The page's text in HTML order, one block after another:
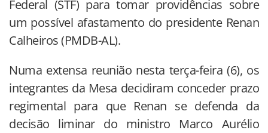
Federal (STF) para tomar providências sobre
um possível afastamento do presidente Renan
Calheiros (PMDB-AL).
Numa extensa reunião nesta terça-feira (6), os
integrantes da Mesa decidiram conceder prazo
regimental para que Renan se defenda da
decisão liminar do ministro Marco Aurélio